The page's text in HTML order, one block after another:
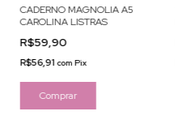
CADERNO MAGNOLIA A5
CAROLINA LISTRAS
R$59,90
R$56,91com Pix